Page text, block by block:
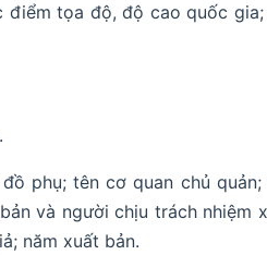
điểm tọa độ, độ cao quốc gia;
phụ; tên cơ quan chủ quản;
và người chịu trách nhiệm
năm xuất bản.